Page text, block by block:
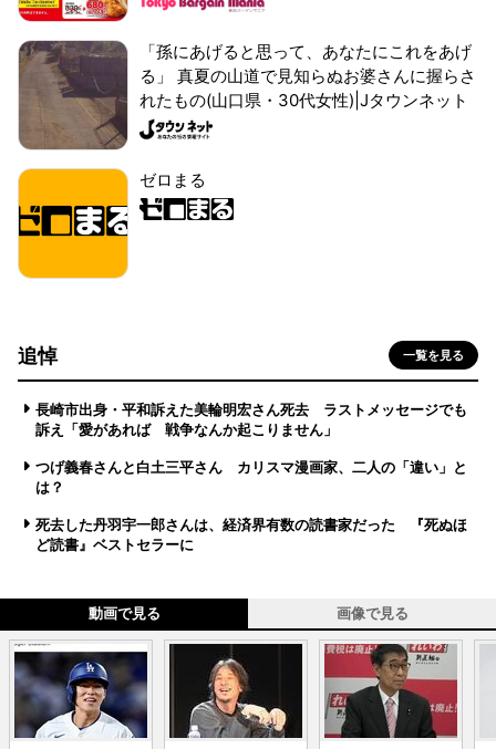
「孫にあげると思って、あなたにこれをあげ
る」 真夏の山道で見知らぬお婆さんに握らさ
れたもの(山口県・30代女性)|Jタウンネット
ゼロまる
追悼 一覧を見る
長崎市出身・平和訴えた美輪明宏さん死去 ラストメッセージでも
訴え「愛があれば 戦争なんか起こりません」
つげ義春さんと白土三平さん カリスマ漫画家、二人の「違い」と
は？
死去した丹羽宇一郎さんは、経済界有数の読書家だった 『死ぬほ
ど読書』ベストセラーに
動画で見る 画像で見る